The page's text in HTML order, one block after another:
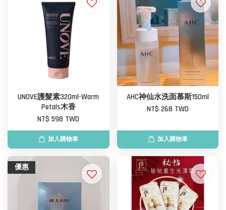
UNOVE護髮素320ml-Warm
Petals木香
NT$ 598 TWD
加入購物車
AHC神仙水洗面慕斯150ml
NT$ 268 TWD
加入購物車
優惠